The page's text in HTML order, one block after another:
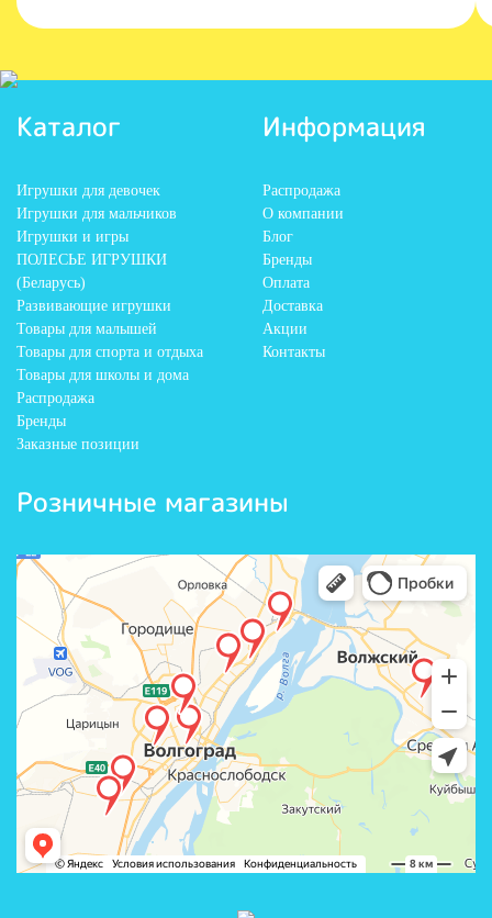
Каталог
Игрушки для девочек
Игрушки для мальчиков
Игрушки и игры
ПОЛЕСЬЕ ИГРУШКИ
(Беларусь)
Развивающие игрушки
Товары для малышей
Товары для спорта и отдыха
Товары для школы и дома
Распродажа
Бренды
Заказные позиции
Информация
Распродажа
О компании
Блог
Бренды
Оплата
Доставка
Акции
Контакты
Розничные магазины